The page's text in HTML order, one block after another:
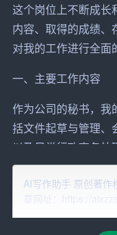
这个岗位上不断成长
内容、取得的成绩、
对我的工作进行全面
一、主要工作内容
作为公司的秘书，我
括文件起草与管理、
以及日常行政事务处
1. 文件起草与管理
超过200份，确保了
还负责文件的归档和
AI写作助手 原创著作
章网址：https://